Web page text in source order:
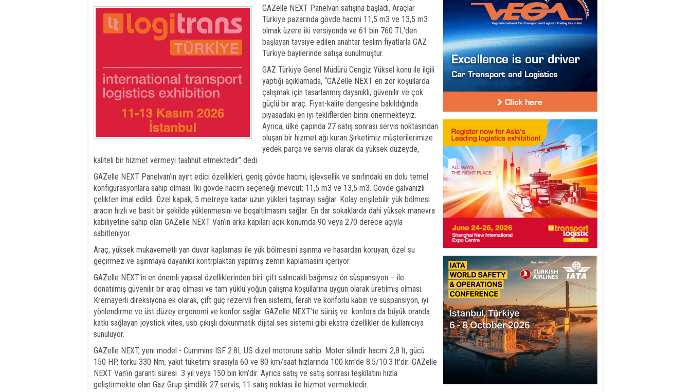
GAZelle NEXT Panelvan satışına başladı. Araçlar
Türkiye pazarında gövde hacmi 11,5 m3 ve 13,5 m3
olmak üzere iki versiyonda ve 61 bin 760 TL'den
başlayan tavsiye edilen anahtar teslim fiyatlarla GAZ
Türkiye bayilerinde satışa sunulmuştur.
GAZ Türkiye Genel Müdürü Cengiz Yüksel konu ile ilgili
yaptığı açıklamada, “GAZelle NEXT en zor koşullarda
çalışmak için tasarlanmış dayanıklı, güvenilir ve çok
güçlü bir araç. Fiyat-kalite dengesine bakıldığında
piyasadaki en iyi tekliflerden birini önermekteyiz.
Ayrıca, ülke çapında 27 satış sonrası servis noktasından
oluşan bir hizmet ağı kuran Şirketimiz müşterilerimize
yedek parça ve servis olarak da yüksek düzeyde,
kaliteli bir hizmet vermeyi taahhüt etmektedir” dedi.
GAZelle NEXT Panelvan’ın ayırt edici özellikleri, geniş gövde hacmi, işlevsellik ve sınıfındaki en dolu temel
konfigürasyonlara sahip olması. İki gövde hacim seçeneği mevcut: 11,5 m3 ve 13,5 m3. Gövde galvanizli
çelikten imal edildi. Özel kapak, 5 metreye kadar uzun yükleri taşımayı sağlar. Kolay erişilebilir yük bölmesi
aracın hızlı ve basit bir şekilde yüklenmesini ve boşaltılmasını sağlar. En dar sokaklarda dahi yüksek manevra
kabiliyetine sahip olan GAZelle NEXT Van’ın arka kapıları açık konumda 90 veya 270 derece açıyla
sabitleniyor.
Araç, yüksek mukavemetli yan duvar kaplaması ile yük bölmesini aşınma ve hasardan koruyan, özel su
geçirmez ve aşınmaya dayanıklı kontrplaktan yapılmış zemin kaplamasını içeriyor.
GAZelle NEXT'in en önemli yapısal özelliklerinden biri: çift salıncaklı bağımsız ön süspansiyon – ile
donatılmış güvenilir bir araç olması ve tam yüklü yoğun çalışma koşullarına uygun olarak üretilmiş olması.
Kremayerli direksiyona ek olarak, çift güç rezervli fren sistemi, ferah ve konforlu kabin ve süspansiyon, iyi
yönlendirme ve üst düzey ergonomi ve konfor sağlar. GAZelle NEXT’te sürüş ve konfora da büyük oranda
katkı sağlayan joystick vites, usb çıkışlı dokunmatik dijital ses sistemi gibi ekstra özellikler de kullanıcıya
sunuluyor.
GAZelle NEXT, yeni model - Cummins ISF 2.8L US dizel motoruna sahip. Motor silindir hacmi 2,8 lt, gücü
150 HP, torku 330 Nm, yakıt tüketimi sırasıyla 60 ve 80 km/saat hızlarında 100 km'de 8.5/10.3 lt'dir. GAZelle
NEXT Van’ın garanti süresi 3 yıl veya 150 bin km’dir. Ayrıca satış ve satış sonrası teşkilatını hızla
geliştirmekte olan Gaz Grup şimdilik 27 servis, 11 satış noktası ile hizmet vermektedir.